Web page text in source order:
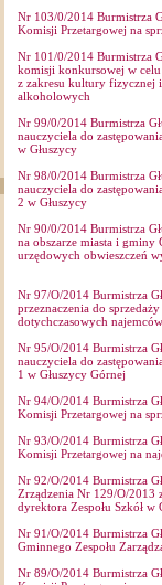
Nr 103/0/2014 Burmistrza
Komisji Przetargowej na
Nr 101/0/2014 Burmistrza
komisji konkursowej w celu
z zakresu kultury fizycznej
alkoholowych
Nr 99/0/2014 Burmistrza
nauczyciela do
w Głuszycy
Nr 98/0/2014 Burmistrza
nauczyciela do
2 w Głuszycy
Nr 90/0/2014 Burmistrza
na obszarze miasta i gminy
urzędowych obwieszczeń
Nr 97/O/2014 Burmistrza
przeznaczenia do
dotychczasowych najemców
Nr 95/O/2014 Burmistrza
nauczyciela do
1 w Głuszycy Górnej
Nr 94/O/2014 Burmistrza
Komisji Przetargowej na
Nr 93/O/2014 Burmistrza
Komisji Przetargowej na
Nr 92/O/2014 Burmistrza
Zrządzenia Nr 129/O/2013
dyrektora Zespołu Szkół w
Nr 91/O/2014 Burmistrza
Gminnego Zespołu
Nr 89/O/2014 Burmistrza